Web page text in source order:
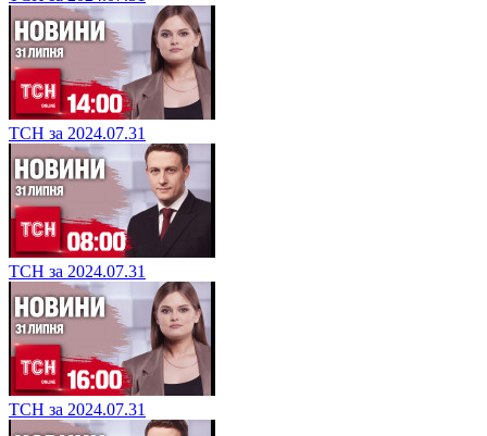
ТСН за 2024.07.31
ТСН за 2024.07.31
ТСН за 2024.07.31